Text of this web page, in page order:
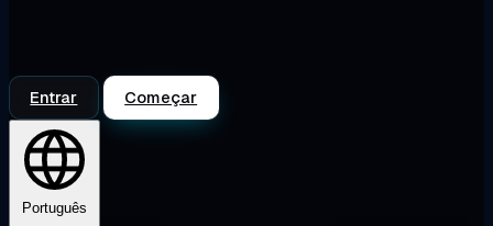
Entrar Começar
Português